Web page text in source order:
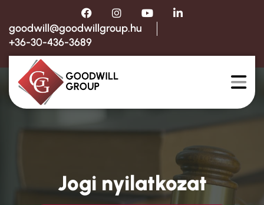
goodwill@goodwillgroup.hu
+36-30-436-3689
Jogi nyilatkozat